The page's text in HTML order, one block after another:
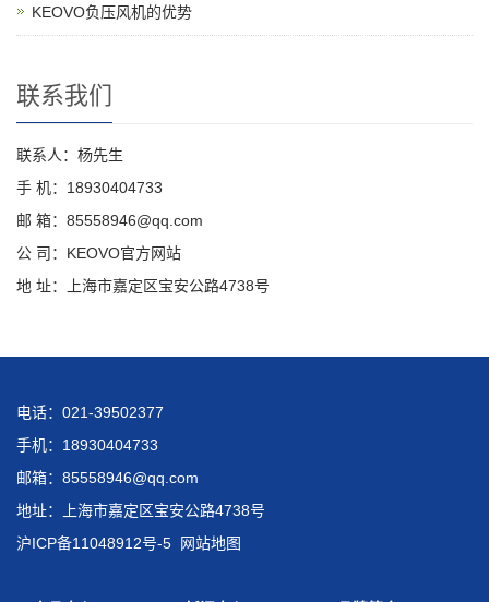
KEOVO负压风机的优势
联系我们
联系人：杨先生
手 机：18930404733
邮 箱：85558946@qq.com
公 司：KEOVO官方网站
地 址：上海市嘉定区宝安公路4738号
电话：021-39502377
手机：18930404733
邮箱：85558946@qq.com
地址：上海市嘉定区宝安公路4738号
沪ICP备11048912号-5
网站地图